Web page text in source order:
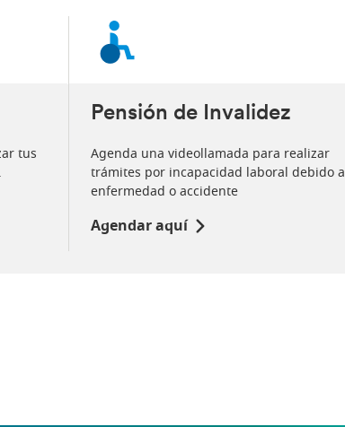
tus
Pensión de Invalidez
Agenda una videollamada para realizar
trámites por incapacidad laboral debido a
enfermedad o accidente
Agendar aquí